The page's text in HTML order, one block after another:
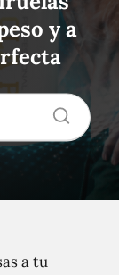
y a
a tu